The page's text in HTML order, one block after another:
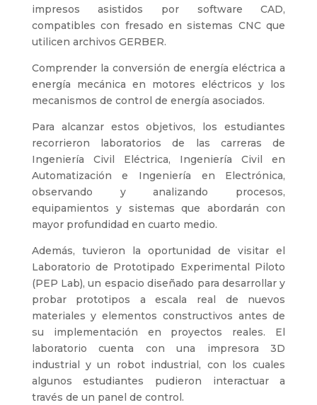
impresos asistidos por software CAD,
compatibles con fresado en sistemas CNC que
utilicen archivos GERBER.
Comprender la conversión de energía eléctrica a
energía mecánica en motores eléctricos y los
mecanismos de control de energía asociados.
Para alcanzar estos objetivos, los estudiantes
recorrieron laboratorios de las carreras de
Ingeniería Civil Eléctrica, Ingeniería Civil en
Automatización e Ingeniería en Electrónica,
observando y analizando procesos,
equipamientos y sistemas que abordarán con
mayor profundidad en cuarto medio.
Además, tuvieron la oportunidad de visitar el
Laboratorio de Prototipado Experimental Piloto
(PEP Lab), un espacio diseñado para desarrollar y
probar prototipos a escala real de nuevos
materiales y elementos constructivos antes de
su implementación en proyectos reales. El
laboratorio cuenta con una impresora 3D
industrial y un robot industrial, con los cuales
algunos estudiantes pudieron interactuar a
través de un panel de control.